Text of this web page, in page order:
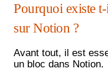
Pourquoi existe
sur Notion ?
Avant tout, il est
un bloc dans Notion.